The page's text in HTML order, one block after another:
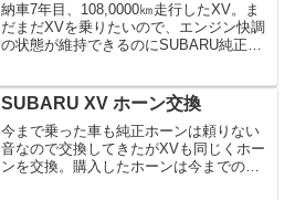
納車7年目、108,0000㎞走行したXV。ま
だまだXVを乗りたいので、エンジン快調
の状態が維持できるのにSUBARU純正の
えたのでこれからは5,000km毎に入れ
SUBARU XV ホーン交換
今まで乗った車も純正ホーンは頼りない
音なので交換してきたがXVも同じくホー
ンを交換。購入したホーンは今までの車